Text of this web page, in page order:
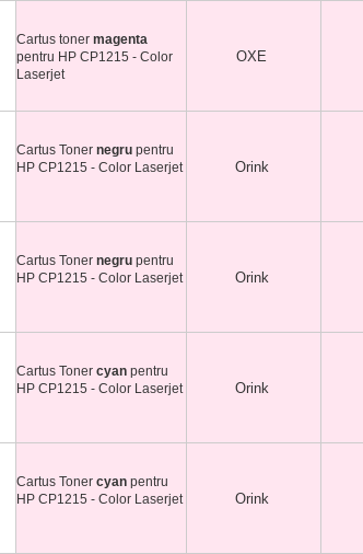
Cartus toner magenta
pentru HP CP1215 - Color
Laserjet
OXE
Cartus Toner negru pentru
HP CP1215 - Color Laserjet
Orink
Cartus Toner negru pentru
HP CP1215 - Color Laserjet
Orink
Cartus Toner cyan pentru
HP CP1215 - Color Laserjet
Orink
Cartus Toner cyan pentru
HP CP1215 - Color Laserjet
Orink